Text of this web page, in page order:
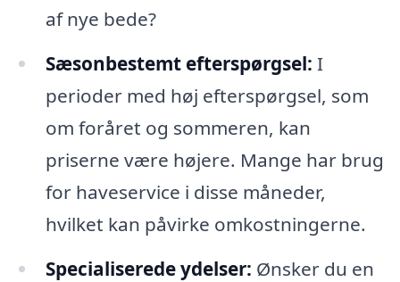
af nye bede?
Sæsonbestemt efterspørgsel: I
perioder med høj efterspørgsel, som
om foråret og sommeren, kan
priserne være højere. Mange har brug
for haveservice i disse måneder,
hvilket kan påvirke omkostningerne.
Specialiserede ydelser: Ønsker du en